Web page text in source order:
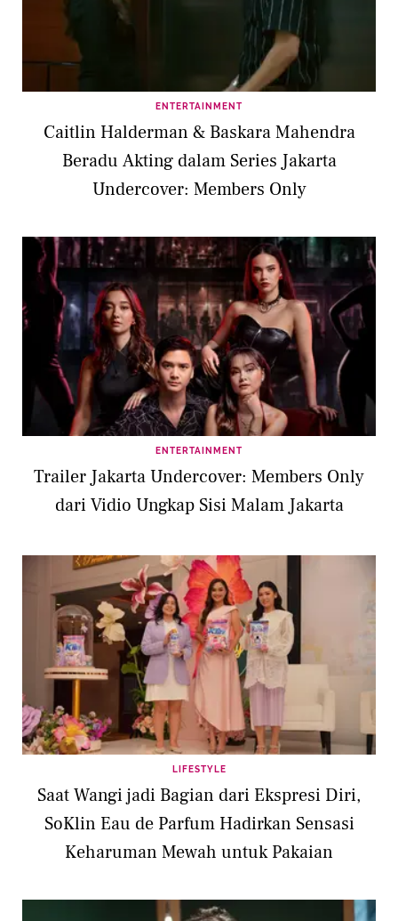
ENTERTAINMENT
Caitlin Halderman & Baskara Mahendra
Beradu Akting dalam Series Jakarta
Undercover: Members Only
ENTERTAINMENT
Trailer Jakarta Undercover: Members Only
dari Vidio Ungkap Sisi Malam Jakarta
LIFESTYLE
Saat Wangi jadi Bagian dari Ekspresi Diri,
SoKlin Eau de Parfum Hadirkan Sensasi
Keharuman Mewah untuk Pakaian